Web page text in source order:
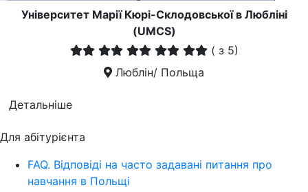
Університет Марії Кюрі-Склодовської в Любліні
(UMCS)
( з 5)
Люблін/ Польща
Детальніше
Для абітурієнта
FAQ. Відповіді на часто задавані питання про
навчання в Польщі